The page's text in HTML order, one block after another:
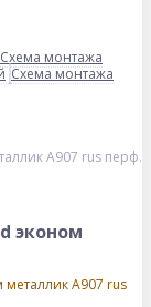
Схема монтажа
Схема монтажа
А907 rus перф.
эконом